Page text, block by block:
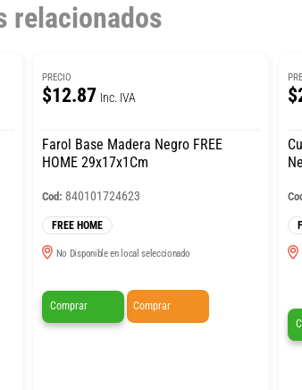
relacionados
PRECIO
$12.87 Inc. IVA
Farol Base Madera Negro FREE
HOME 29x17x1Cm
Cod: 840101724623
FREE HOME
No Disponible en local seleccionado
Comprar Comprar